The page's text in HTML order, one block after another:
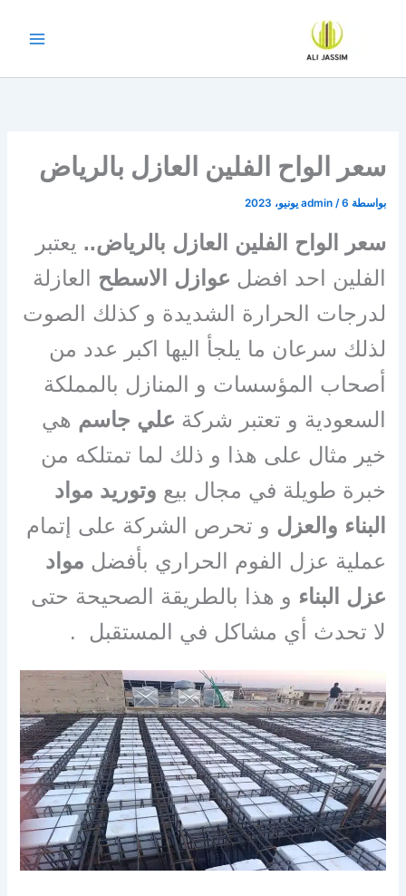
سعر الواح الفلين العازل بالرياض
بواسطة admin /6 يونيو، 2023
سعر الواح الفلين العازل بالرياض.. يعتبر
الفلين احد افضل عوازل الاسطح العازلة
لدرجات الحرارة الشديدة و كذلك الصوت
لذلك سرعان ما يلجأ اليها اكبر عدد من
أصحاب المؤسسات و المنازل بالمملكة
السعودية و تعتبر شركة علي جاسم هي
خير مثال على هذا و ذلك لما تمتلكه من
خبرة طويلة في مجال بيع وتوريد مواد
البناء والعزل و تحرص الشركة على إتمام
عملية عزل الفوم الحراري بأفضل مواد
عزل البناء و هذا بالطريقة الصحيحة حتى
لا تحدث أي مشاكل في المستقبل .